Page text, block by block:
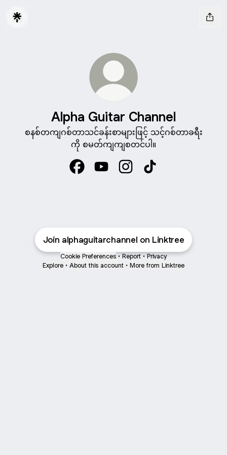
Alpha Guitar Channel
စနစ်တကျဂစ်တာသင်ခန်းစာများဖြင့် သင့်ဂစ်တာခရီး
ကို စမတ်ကျကျစတင်ပါ။
Join alphaguitarchannel on Linktree
Cookie Preferences • Report • Privacy
Explore • About this account • More from Linktree